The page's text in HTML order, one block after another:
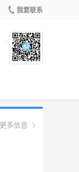
我要联系
更多信息